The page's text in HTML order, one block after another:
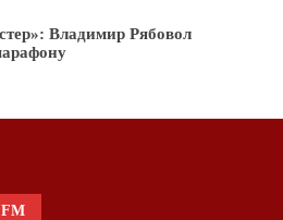
Владимир Рябовол